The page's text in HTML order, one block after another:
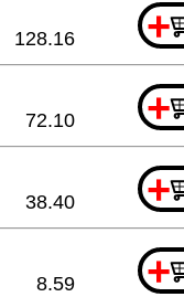
+
128.16
+
72.10
+
38.40
+
8.59